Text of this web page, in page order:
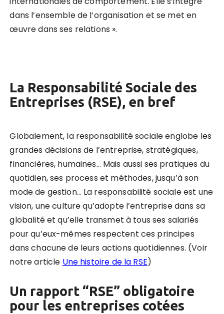
dans l’ensemble de l’organisation et se met en
œuvre dans ses relations ».
La Responsabilité Sociale des
Entreprises (RSE), en bref
Globalement, la responsabilité sociale englobe les
grandes décisions de l’entreprise, stratégiques,
financières, humaines… Mais aussi ses pratiques du
quotidien, ses process et méthodes, jusqu’à son
mode de gestion… La responsabilité sociale est une
vision, une culture qu’adopte l’entreprise dans sa
globalité et qu’elle transmet à tous ses salariés
pour qu’eux-mêmes respectent ces principes
dans chacune de leurs actions quotidiennes. (Voir
notre article Une histoire de la RSE)
Un rapport “RSE” obligatoire
pour les entreprises cotées